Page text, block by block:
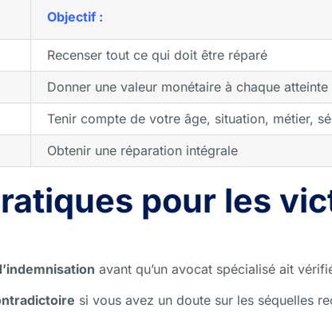
Objectif :
Recenser tout ce qui doit être réparé
Donner une valeur monétaire à chaque atteinte
Tenir compte de votre âge, situation, métier,
Obtenir une réparation intégrale
pour les
avant qu’un avocat spécialisé ait
si vous avez un doute sur les séquelles